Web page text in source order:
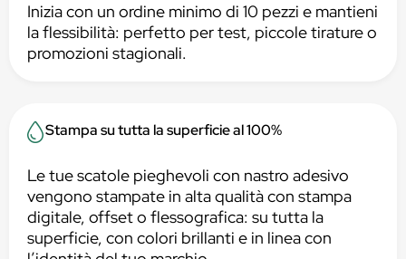
Inizia con un ordine minimo di 10 pezzi e mantieni
la flessibilità: perfetto per test, piccole tirature o
promozioni stagionali.
Stampa su tutta la superficie al 100%
Le tue scatole pieghevoli con nastro adesivo
vengono stampate in alta qualità con stampa
digitale, offset o flessografica: su tutta la
superficie, con colori brillanti e in linea con